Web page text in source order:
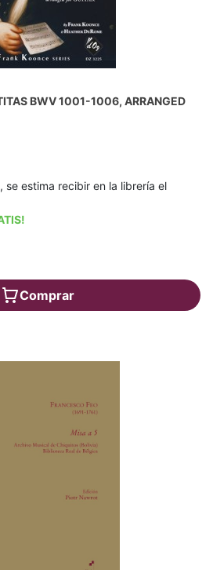
BWV 1001-1006, ARRANGED
se estima recibir en la librería el
Comprar